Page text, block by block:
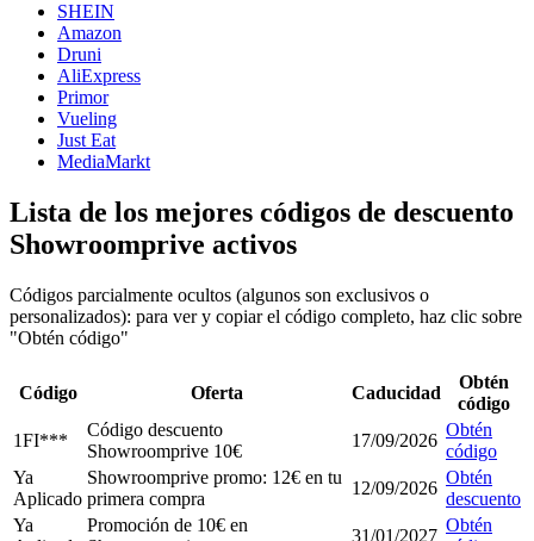
SHEIN
Amazon
Druni
AliExpress
Primor
Vueling
Just Eat
MediaMarkt
Lista de los mejores códigos de descuento
Showroomprive activos
Códigos parcialmente ocultos (algunos son exclusivos o
personalizados): para ver y copiar el código completo, haz clic sobre
"Obtén código"
Código Oferta Caducidad
Obtén
código
1FI***
Código descuento
Showroomprive 10€
17/09/2026
Obtén
código
Ya
Aplicado
Showroomprive promo: 12€ en tu
primera compra
12/09/2026
Obtén
descuento
Ya
Promoción de 10€ en
31/01/2027
Obtén